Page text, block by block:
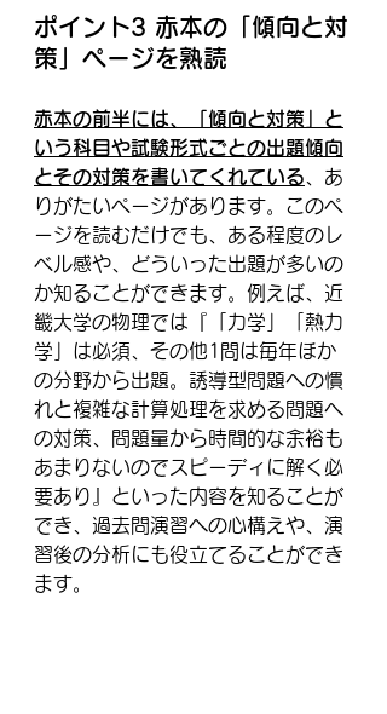
ポイント3 赤本の「傾向と対
策」ページを熟読
赤本の前半には、「傾向と対策」と
いう科目や試験形式ごとの出題傾向
とその対策を書いてくれている 、あ
りがたいページがあります。このペ
ージを読むだけでも、ある程度のレ
ベル感や、どういった出題が多いの
か知ることができます。例えば、近
畿大学の物理では『「力学」「熱力
学」は必須、その他1問は毎年ほか
の分野から出題。誘導型問題への慣
れと複雑な計算処理を求める問題へ
の対策、問題量から時間的な余裕も
あまりないのでスピーディに解く必
要あり』といった内容を知ることが
でき、過去問演習への心構えや、演
習後の分析にも役立てることができ
ます。